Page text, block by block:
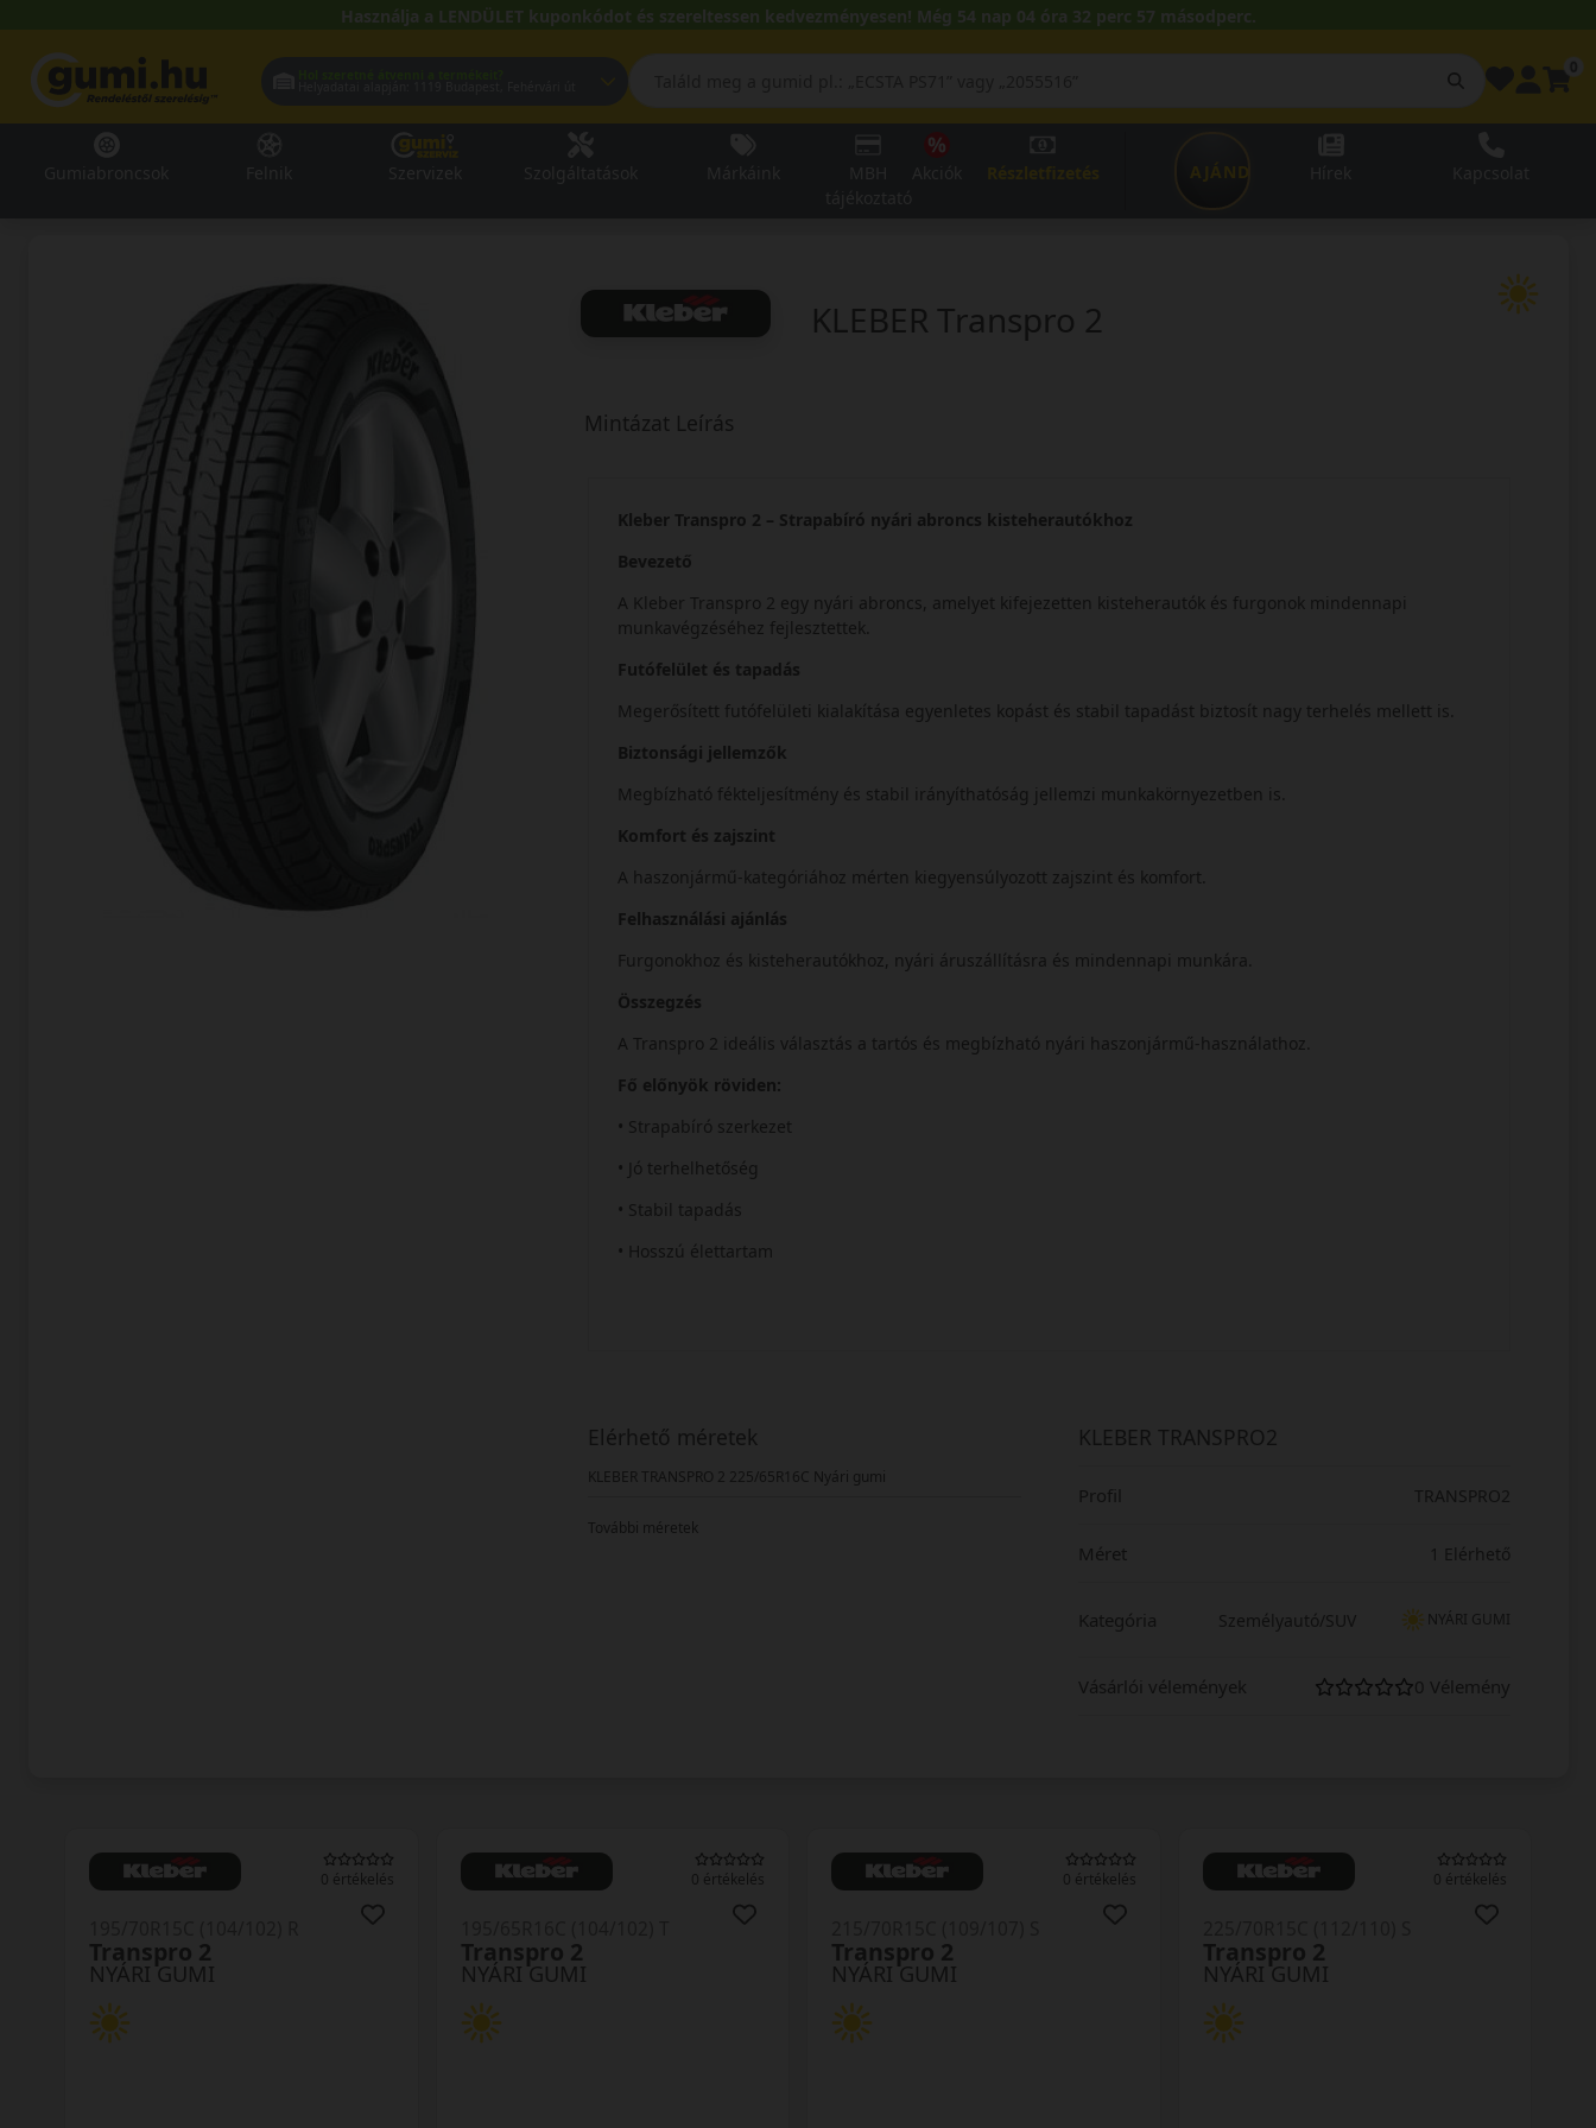
Használja a LENDÜLET kuponkódot és szereltessen kedvezményesen! Még 54 nap 04 óra 32 perc 56 másodperc.
AJÁNDÉKUTALVÁNY
KLEBER Transpro 2
Mintázat Leírás
Kleber Transpro 2 – Strapabíró nyári abroncs kisteherautókhoz
Bevezető
A Kleber Transpro 2 egy nyári abroncs, amelyet kifejezetten kisteherautók és furgonok mindennapi
munkavégzéséhez fejlesztettek.
Futófelület és tapadás
Megerősített futófelületi kialakítása egyenletes kopást és stabil tapadást biztosít nagy terhelés mellett is.
Biztonsági jellemzők
Megbízható fékteljesítmény és stabil irányíthatóság jellemzi munkakörnyezetben is.
Komfort és zajszint
A haszonjármű-kategóriához mérten kiegyensúlyozott zajszint és komfort.
Felhasználási ajánlás
Furgonokhoz és kisteherautókhoz, nyári áruszállításra és mindennapi munkára.
Összegzés
A Transpro 2 ideális választás a tartós és megbízható nyári haszonjármű-használathoz.
Fő előnyök röviden:
• Strapabíró szerkezet
• Jó terhelhetőség
• Stabil tapadás
• Hosszú élettartam
Elérhető méretek
KLEBER TRANSPRO 2 225/65R16C Nyári gumi
További méretek
KLEBER TRANSPRO2
Profil TRANSPRO2
Méret 1 Elérhető
Kategória Személyautó/SUV NYÁRI GUMI
Vásárlói vélemények 0 Vélemény
0 értékelés
NYÁRI GUMI
Transpro 2
0 értékelés
NYÁRI GUMI
Transpro 2
0 értékelés
NYÁRI GUMI
Transpro 2
0 értékelés
NYÁRI GUMI
Transpro 2